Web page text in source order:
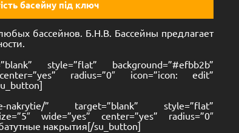
басейну під ключ
бассейнов. Б.Н.В. Бассейны предлагает
style=”flat” background=”#efbb2b”
radius=”0″ icon=”icon: edit”
nakrytie/” target=”blank” style=”flat”
wide=”yes” center=”yes” radius=”0″
накрытия[/su_button]